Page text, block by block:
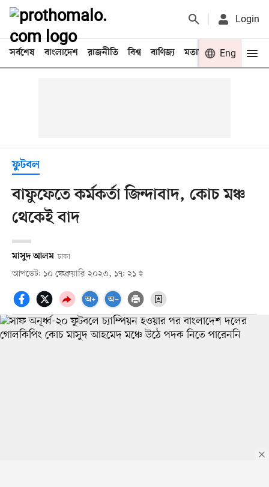
Login
সর্বশেষ বাংলাদেশ রাজনীতি বিশ্ব বাণিজ্য মতামত খেলা
Eng
ফুটবল
বাফুফেতে কর্মকর্তা জিন্দাবাদ, কোচ মঞ্চ
থেকেই বাদ
মাসুদ আলম ঢাকা
আপডেট: ১০ ফেব্রুয়ারি ২০২৩, ১৭: ২১